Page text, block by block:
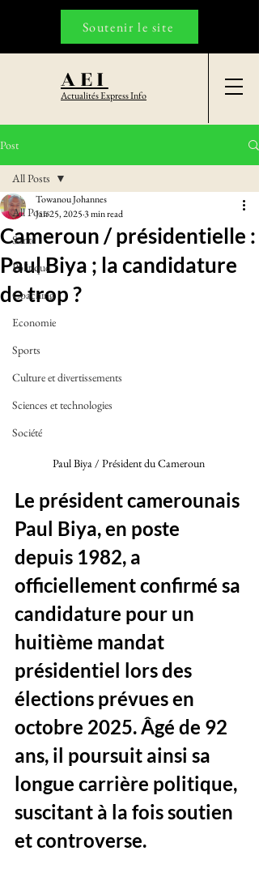
AEI
Actualités Express Info
Soutenir le site
Post
All Posts
Santé
Politique
Coaching
Economie
Sports
Culture et divertissements
Sciences et technologies
Société
All Posts
Cameroun / présidentielle :
Paul Biya ; la candidature
de trop ?
Towanou Johannes
Jan 25, 20253 min read
Paul Biya / Président du Cameroun
Le président camerounais
Paul Biya, en poste
depuis 1982, a
officiellement confirmé sa
candidature pour un
huitième mandat
présidentiel lors des
élections prévues en
octobre 2025. Âgé de 92
ans, il poursuit ainsi sa
longue carrière politique,
suscitant à la fois soutien
et controverse.